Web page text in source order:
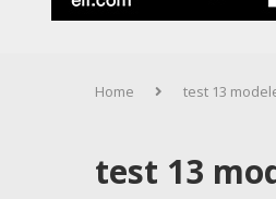
Home test 13
test 13